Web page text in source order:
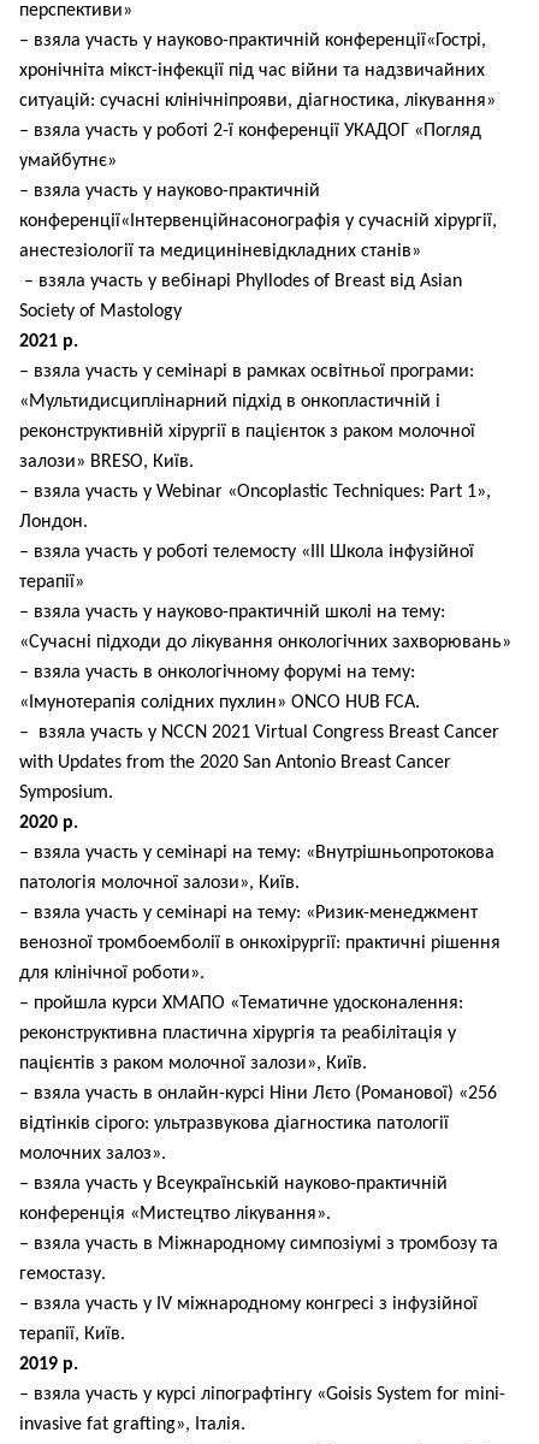
перспективи»
– взяла участь у науково-практичній конференції«Гострі,
хронічніта мікст-інфекції під час війни та надзвичайних
ситуацій: сучасні клінічніпрояви, діагностика, лікування»
– взяла участь у роботі 2-ї конференції УКАДОГ «Погляд
умайбутнє»
– взяла участь у науково-практичній
конференції«Інтервенційнасонографія у сучасній хірургії,
анестезіології та медициніневідкладних станів»
– взяла участь у вебінарі Phyllodes of Breast від Asian
Society of Mastology
2021 р.
– взяла участь у семінарі в рамках освітньої програми:
«Мультидисциплінарний підхід в онкопластичній і
реконструктивній хірургії в пацієнток з раком молочної
залози» BRESO, Київ.
– взяла участь у Webinar «Oncoplastic Techniques: Part 1»,
Лондон.
– взяла участь у роботі телемосту «III Школа інфузійної
терапії»
– взяла участь у науково-практичній школі на тему:
«Сучасні підходи до лікування онкологічних захворювань»
– взяла участь в онкологічному форумі на тему:
«Імунотерапія солідних пухлин» ONCO HUB FCA.
– взяла участь у NCCN 2021 Virtual Congress Breast Cancer
with Updates from the 2020 San Antonio Breast Cancer
Symposium.
2020 р.
– взяла участь у семінарі на тему: «Внутрішньопротокова
патологія молочної залози», Київ.
– взяла участь у семінарі на тему: «Ризик-менеджмент
венозної тромбоемболії в онкохірургії: практичні рішення
для клінічної роботи».
– пройшла курси ХМАПО «Тематичне удосконалення:
реконструктивна пластична хірургія та реабілітація у
пацієнтів з раком молочної залози», Київ.
– взяла участь в онлайн-курсі Ніни Лєто (Романової) «256
відтінків сірого: ультразвукова діагностика патології
молочних залоз».
– взяла участь у Всеукраїнській науково-практичній
конференція «Мистецтво лікування».
– взяла участь в Міжнародному симпозіумі з тромбозу та
гемостазу.
– взяла участь у IV міжнародному конгресі з інфузійної
терапії, Київ.
2019 р.
– взяла участь у курсі ліпографтінгу «Goisis System for mini-
invasive fat grafting», Італія.